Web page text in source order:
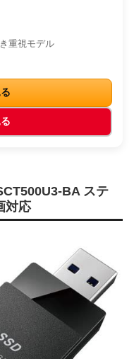
重視モデル
BA ステ
対応